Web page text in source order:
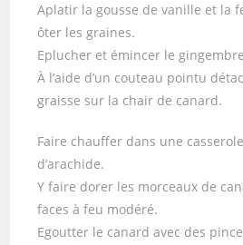
Aplatir la gousse de vanille et la
ôter les graines.
Eplucher et émincer le
À l’aide d’un couteau pointu
graisse sur la chair de canard.
Faire chauffer dans une
d’arachide.
Y faire dorer les morceaux de
faces à feu modéré.
Egoutter le canard avec des